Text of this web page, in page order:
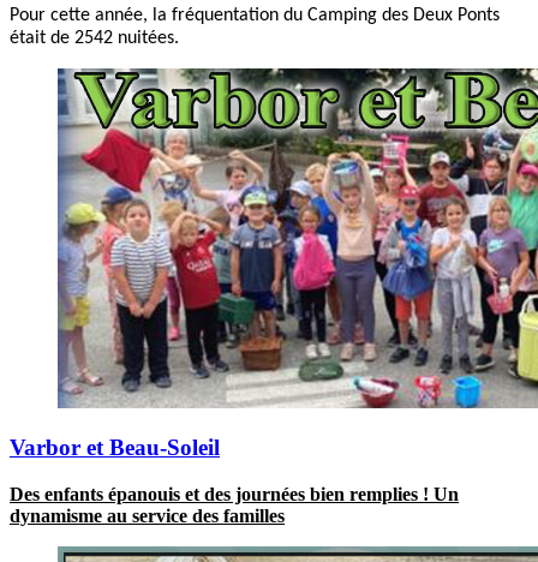
Pour cette année, la fréquentation du Camping des Deux Ponts
était de 2542 nuitées.
Varbor et Beau-Soleil
Des enfants épanouis et des journées bien remplies ! Un
dynamisme au service des familles